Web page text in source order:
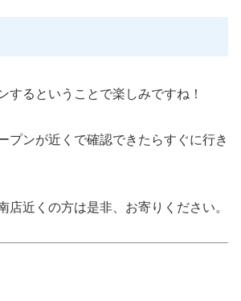
するということで楽しみですね！
プンが近くで確認できたらすぐに行き
店近くの方は是非、お寄りください。